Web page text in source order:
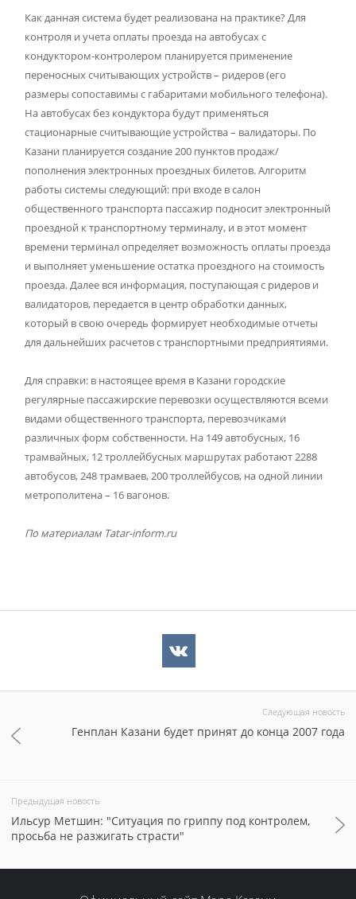
Как данная система будет реализована на практике? Для
контроля и учета оплаты проезда на автобусах с
кондуктором-контролером планируется применение
переносных считывающих устройств – ридеров (его
размеры сопоставимы с габаритами мобильного телефона).
На автобусах без кондуктора будут применяться
стационарные считывающие устройства – валидаторы. По
Казани планируется создание 200 пунктов продаж/
пополнения электронных проездных билетов. Алгоритм
работы системы следующий: при входе в салон
общественного транспорта пассажир подносит электронный
проездной к транспортному терминалу, и в этот момент
времени терминал определяет возможность оплаты проезда
и выполняет уменьшение остатка проездного на стоимость
проезда. Далее вся информация, поступающая с ридеров и
валидаторов, передается в центр обработки данных,
который в свою очередь формирует необходимые отчеты
для дальнейших расчетов с транспортными предприятиями.
Для справки: в настоящее время в Казани городские
регулярные пассажирские перевозки осуществляются всеми
видами общественного транспорта, перевозчиками
различных форм собственности. На 149 автобусных, 16
трамвайных, 12 троллейбусных маршрутах работают 2288
автобусов, 248 трамваев, 200 троллейбусов, на одной линии
метрополитена – 16 вагонов.
По материалам Tatar-inform.ru
Следующая новость
Генплан Казани будет принят до конца 2007 года
Предыдущая новость
Ильсур Метшин: "Ситуация по гриппу под контролем,
просьба не разжигать страсти"